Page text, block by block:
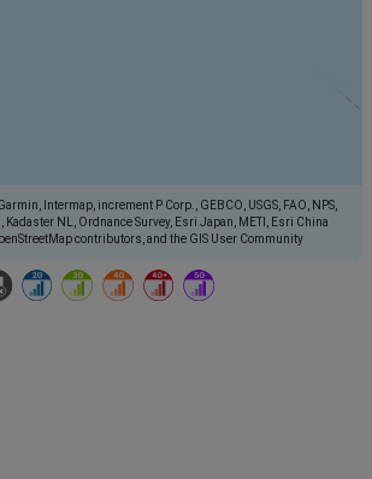
Intermap, increment P Corp., GEBCO, USGS, FAO, NPS,
Kadaster NL, Ordnance Survey, Esri Japan, METI, Esri China
contributors, and the GIS User Community